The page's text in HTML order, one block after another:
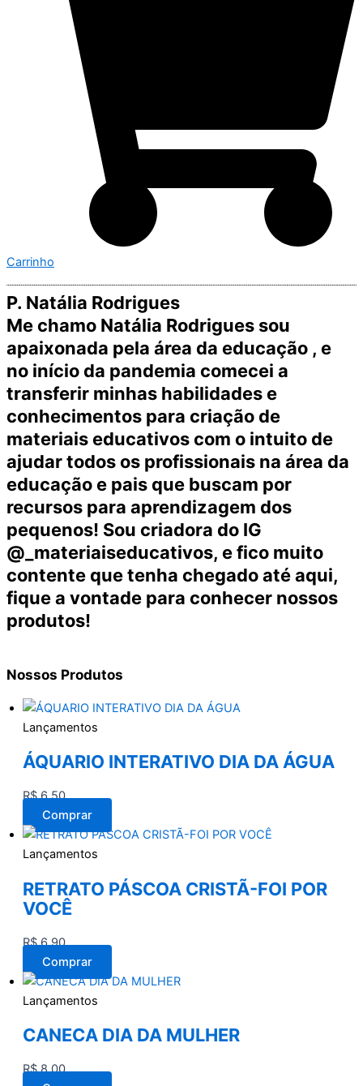
Carrinho
P. Natália Rodrigues
Me chamo Natália Rodrigues sou
apaixonada pela área da educação , e
no início da pandemia comecei a
transferir minhas habilidades e
conhecimentos para criação de
materiais educativos com o intuito de
ajudar todos os profissionais na área da
educação e pais que buscam por
recursos para aprendizagem dos
pequenos! Sou criadora do IG
@_materiaiseducativos, e fico muito
contente que tenha chegado até aqui,
fique a vontade para conhecer nossos
produtos!
Nossos Produtos
Lançamentos
ÁQUARIO INTERATIVO DIA DA ÁGUA
R$6,50
Comprar
Lançamentos
RETRATO PÁSCOA CRISTÃ-FOI POR
VOCÊ
R$6,90
Comprar
Lançamentos
CANECA DIA DA MULHER
R$8,00